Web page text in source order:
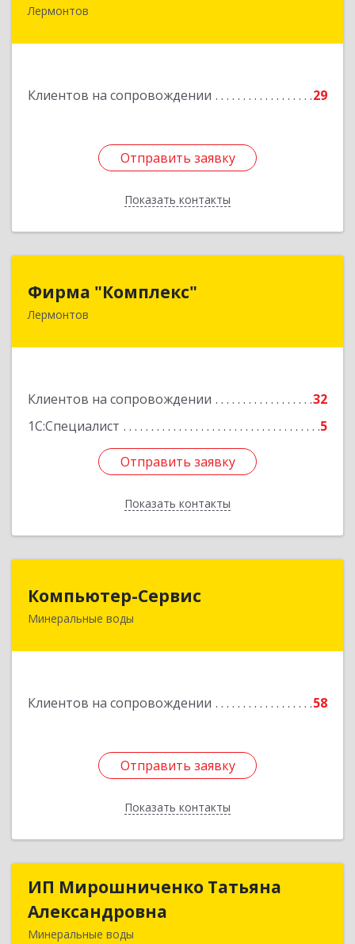
Лермонтов
Клиентов на сопровождении 29
Отправить заявку
Показать контакты
357341, Лермонтов г, П.Лумумбы ул, дом №
Отправить заявку
Назад
Фирма "Комплекс"
Лермонтов
Клиентов на сопровождении
32
1С:Специалист
5
Отправить заявку
Показать контакты
357348, Ставропольский край, Лермонтов г,
Отправить заявку
Назад
Компьютер-Сервис
Минеральные воды
Клиентов на сопровождении 58
Отправить заявку
Показать контакты
357202, Ставропольский край, Минеральные
Отправить заявку
Назад
ИП Мирошниченко Татьяна
Александровна
Минеральные воды
ИП Мирошниченко Татьяна